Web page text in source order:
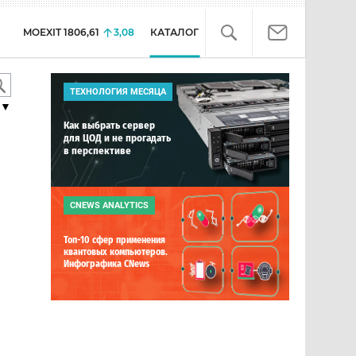
MOEXIT 1806,61 3,08 КАТАЛОГ
ТЕХНОЛОГИЯ МЕСЯЦА
Как выбрать сервер
для ЦОД и не прогадать
в перспективе
CNEWS ANALYTICS
Топ-10 сфер применения
квантовых компьютеров.
Инфографика CNews